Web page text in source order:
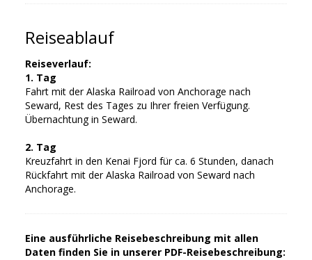
Reiseablauf
Reiseverlauf:
1. Tag
Fahrt mit der Alaska Railroad von Anchorage nach
Seward, Rest des Tages zu Ihrer freien Verfügung.
Übernachtung in Seward.
2. Tag
Kreuzfahrt in den Kenai Fjord für ca. 6 Stunden, danach
Rückfahrt mit der Alaska Railroad von Seward nach
Anchorage.
Eine ausführliche Reisebeschreibung mit allen
Daten finden Sie in unserer PDF-Reisebeschreibung: